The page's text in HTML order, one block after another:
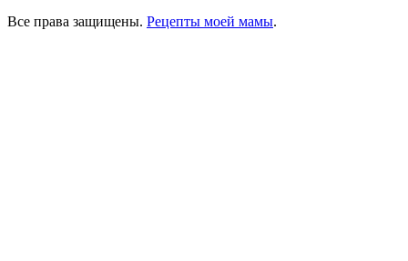
Все права защищены. Рецепты моей мамы.